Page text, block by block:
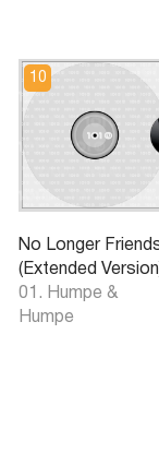
No Longer
(Extended
01. Humpe &
Humpe